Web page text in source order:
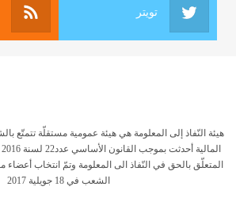
تويتر
هيئة النّفاذ إلى المعلومة هي هيئة عمومية مستقلّة تتمتّع
المتعلّق بالحق في النّفاذ الى المعلومة وتمّ انتخاب
الشعب في 18 جويلية 2017